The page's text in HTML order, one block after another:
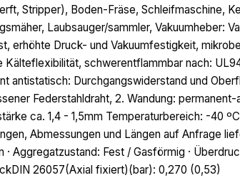
Stripper), Boden-Fräse, Schleifmaschine,
Laubsauger/sammler, Vakuumheber:
erhöhte Druck- und Vakuumfestigkeit,
Kälteflexibilität, schwerentflammbar nach:
antistatisch: Durchgangswiderstand und
Federstahldraht, 2. Wandung:
ca. 1,4 - 1,5mm Temperaturbereich: -40
Abmessungen und Längen auf Anfrage
· Aggregatzustand: Fest / Gasförmig ·
26057(Axial fixiert)(bar): 0,270 (0,53)